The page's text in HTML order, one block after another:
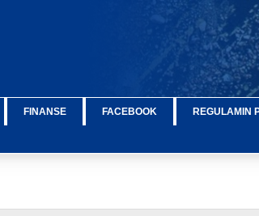
FINANSE FACEBOOK REGULAMIN